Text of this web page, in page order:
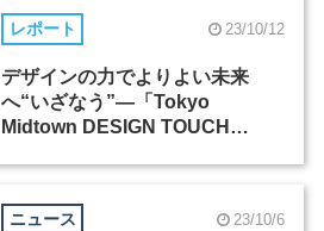
レポート 23/10/12
デザインの力でよりよい未来
へ“いざなう”―「Tokyo
Midtown DESIGN TOUCH
ニュース 23/10/6